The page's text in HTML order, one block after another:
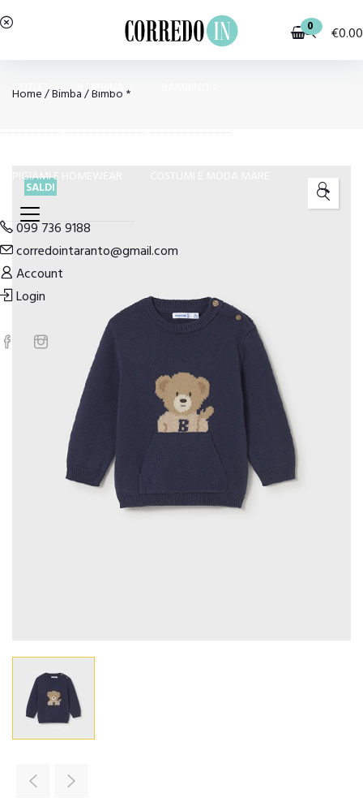
0 €0.00
OUTLET BAMBINA
PIGIAMI E HOMEWEAR
099 736 9188
corredointaranto@gmail.com
Account
Login
Home/Bimba/Bimbo *
SALDI 🔍